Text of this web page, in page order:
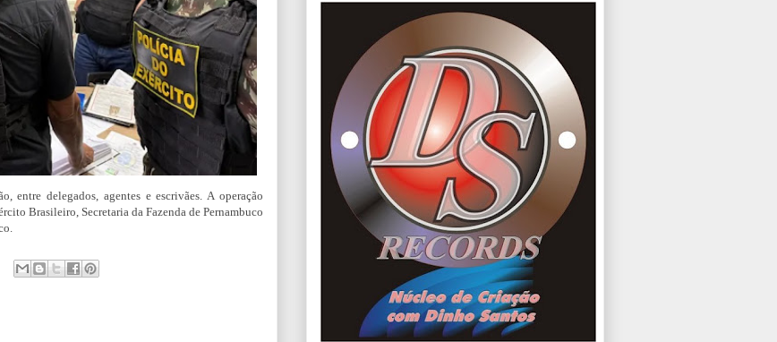
entre delegados, agentes e escrivães. A operação
Brasileiro, Secretaria da Fazenda de Pernambuco